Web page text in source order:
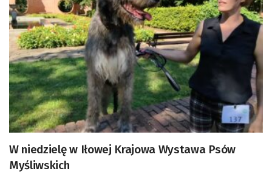
W niedzielę w Iłowej Krajowa Wystawa Psów
Myśliwskich